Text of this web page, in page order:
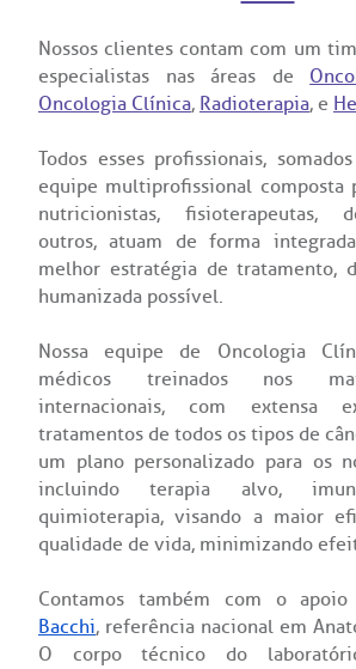
de Exames
(11)3505-1000
ouvidoria@bp.org.br
Fale Conosco
Endereço:
CEP: 01323-001 | Bela Vista
São Paulo - SP
BP Mirante
Saiba mais
Endereço:
R. Martiniano de Carvalho, 965
CEP: 01323-001 | Bela Vista
São Paulo - SP
corporativa
social
a BP
Conosco
Telemedicina BP
Teleinterconsulta
Centro de Doenças
de Visita
de cópia de prontuário
de orçamento particular
de veracidade de atestado
atendimento
Cirurgia
de Excelência em Ortopedia
especialidades
Nossos clientes contam com um
especialistas nas áreas de
Oncologia Clínica, Radioterapia, e
Todos esses profissionais,
equipe multiprofissional composta
nutricionistas, fisioterapeutas,
outros, atuam de forma
melhor estratégia de tratamento,
humanizada possível.
Nossa equipe de Oncologia
médicos treinados nos
internacionais, com extensa
tratamentos de todos os tipos de
um plano personalizado para os
incluindo terapia alvo,
quimioterapia, visando a maior
qualidade de vida, minimizando
Contamos também com o
Bacchi, referência nacional em
O corpo técnico do